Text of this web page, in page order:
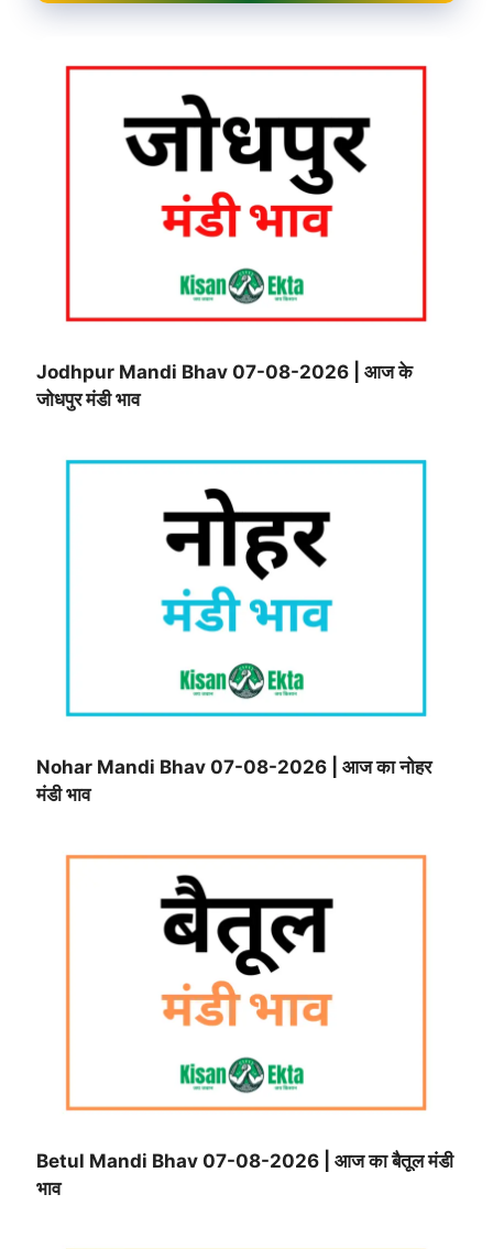
Jodhpur Mandi Bhav 07-08-2026 | आज के
जोधपुर मंडी भाव
Nohar Mandi Bhav 07-08-2026 | आज का नोहर
मंडी भाव
Betul Mandi Bhav 07-08-2026 | आज का बैतूल मंडी
भाव